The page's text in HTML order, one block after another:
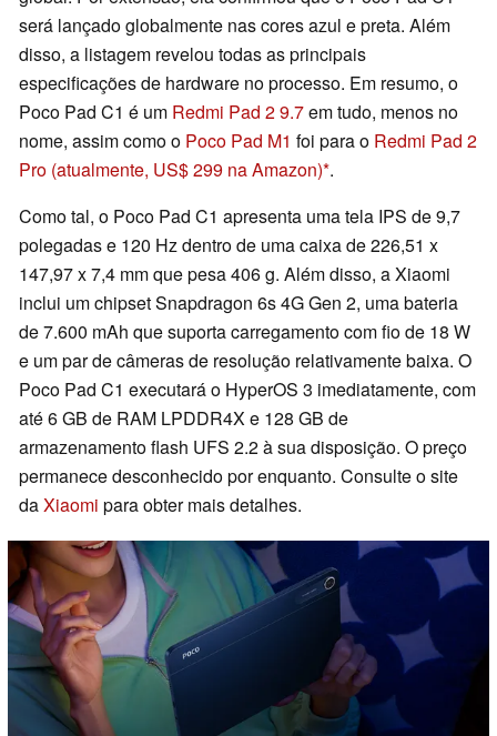
será lançado globalmente nas cores azul e preta. Além
disso, a listagem revelou todas as principais
especificações de hardware no processo. Em resumo, o
Poco Pad C1 é um Redmi Pad 2 9.7em tudo, menos no
nome, assim como o Poco Pad M1 foi para o Redmi Pad 2
Pro (atualmente, US$ 299 na Amazon) .
Como tal, o Poco Pad C1 apresenta uma tela IPS de 9,7
polegadas e 120 Hz dentro de uma caixa de 226,51 x
147,97 x 7,4 mm que pesa 406 g. Além disso, a Xiaomi
inclui um chipset Snapdragon 6s 4G Gen 2, uma bateria
de 7.600 mAh que suporta carregamento com fio de 18 W
e um par de câmeras de resolução relativamente baixa. O
Poco Pad C1 executará o HyperOS 3 imediatamente, com
até 6 GB de RAM LPDDR4X e 128 GB de
armazenamento flash UFS 2.2 à sua disposição. O preço
permanece desconhecido por enquanto. Consulte o site
daXiaomi para obter mais detalhes.